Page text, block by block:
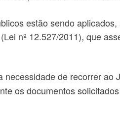
estão sendo
nº 12.527/2011), que
necessidade de recorrer ao
os documentos